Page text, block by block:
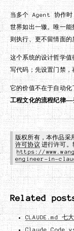
当多个 Agent 协作时
世界如出一辙。唯一
则执行、更不留情面的
这个系统的设计哲学
写代码；先设置门禁
它的价值不在于自动
工程文化的流程纪律
版权所有，本作品采
许可协议 进行许可。
https://
engineer-in-
Related
CLAUDE.md 七
Claude Code